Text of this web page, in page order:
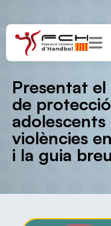
Presentat
de
violències
i la guia